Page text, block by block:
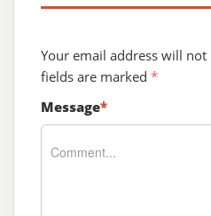
Your email address will not
fields are marked *
Message*